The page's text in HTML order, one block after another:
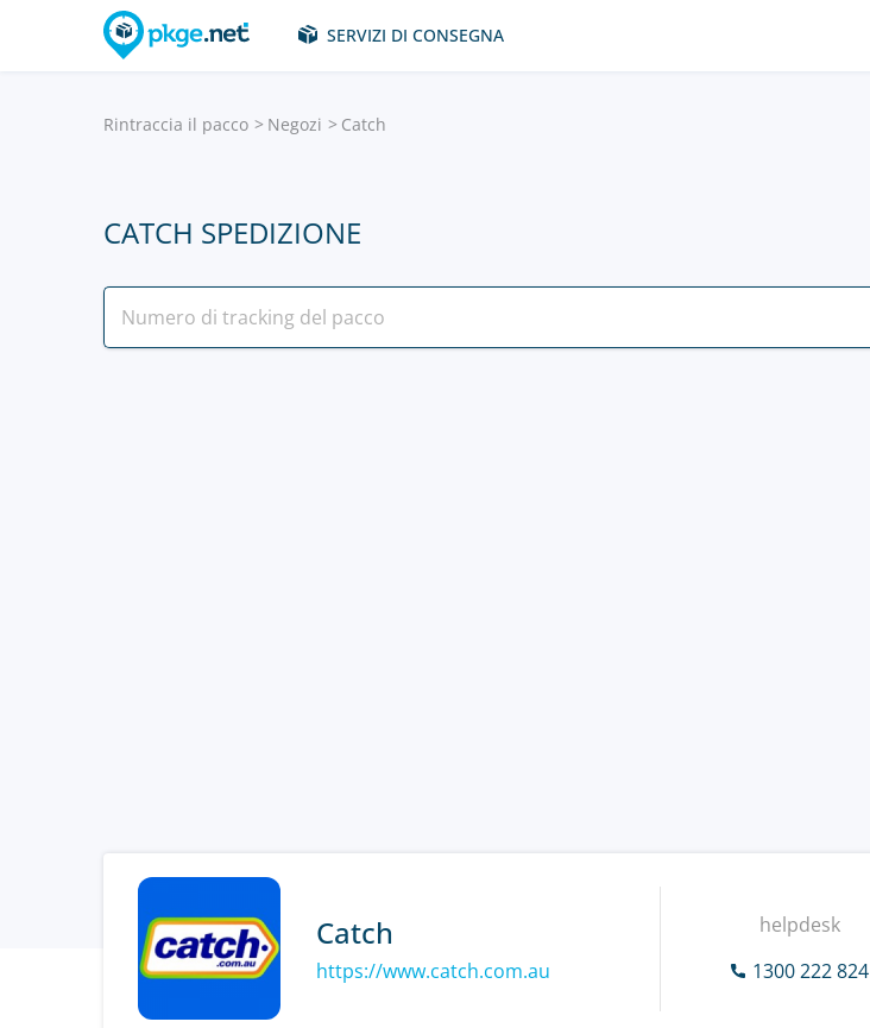
SERVIZI DI CONSEGNA
Rintraccia il pacco Negozi Catch
CATCH SPEDIZIONE
Catch
https://www.catch.com.au
helpdesk
1300 222 824